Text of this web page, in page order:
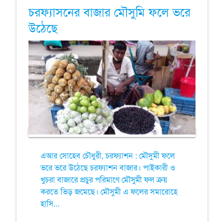
চরফ্যাসনের বাজার মৌসুমি ফলে ভরে
উঠেছে
এআর সোহেব চৌধুরী, চরফ্যাশন : মৌসুমী ফলে
ভরে ভরে উঠেছে চরফ্যাশন বাজার। পাইকারী ও
খুচরা বাজারে প্রচুর পরিমাণে মৌসুমী ফল ক্রয়
করতে ভিড় জমেছে। মৌসুমী এ ফলের সমারোহে
হাসি...